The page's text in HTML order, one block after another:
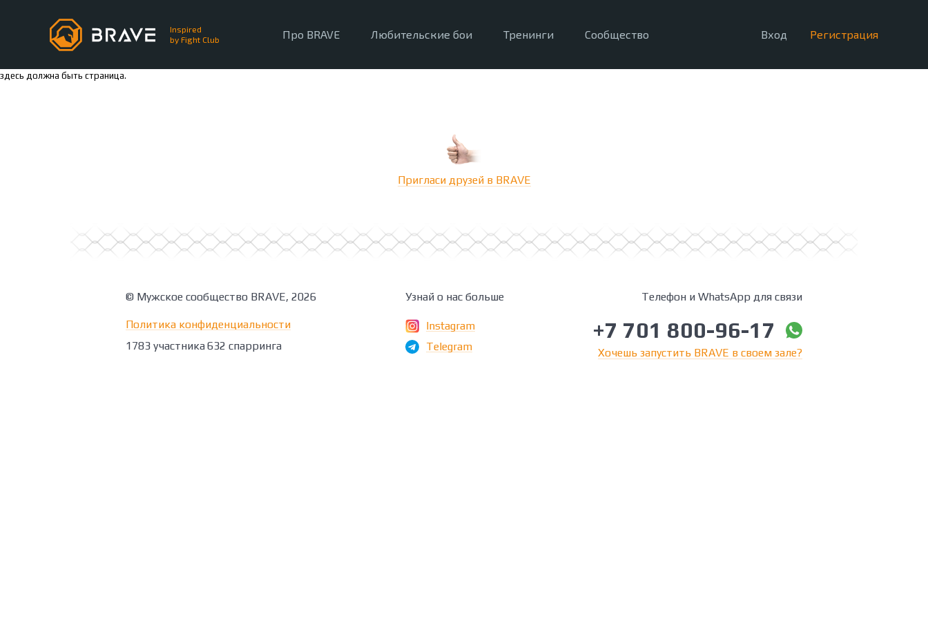
Inspired
by Fight Club
Про BRAVE Любительские бои Тренинги Сообщество Вход Регистрация
Главная
здесь должна быть страница.
Пригласи друзей в BRAVE
© Мужское сообщество BRAVE, 2026
Политика конфиденциальности
1783 участника632 спарринга
Узнай о нас больше
Instagram
Telegram
Телефон и WhatsApp для связи
+7 701 800-96-17
Хочешь запустить BRAVE в своем зале?